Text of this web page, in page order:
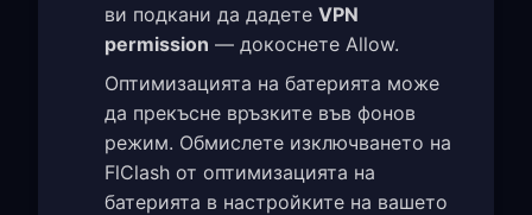
ви подкани да дадете VPN
permission — докоснете Allow.
Оптимизацията на батерията може
да прекъсне връзките във фонов
режим. Обмислете изключването на
FlClash от оптимизацията на
батерията в настройките на вашето